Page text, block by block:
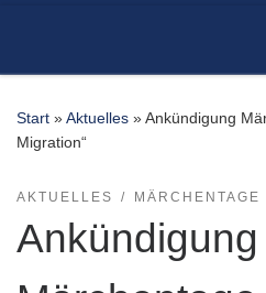
Start »Aktuelles »Ankündigung
Migration“
AKTUELLES MÄRCHENTAGE
Ankündigung